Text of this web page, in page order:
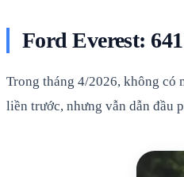
Ford Everest:
Trong tháng 4/2026, không có
liền trước, nhưng vẫn dẫn đầu